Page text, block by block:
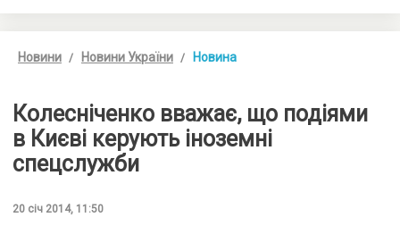
Новини Новини України Новина
Колесніченко вважає, що подіями
в Києві керують іноземні
спецслужби
20 січ 2014, 11:50